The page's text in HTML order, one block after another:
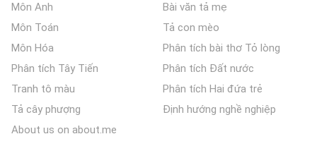
Môn Anh
Môn Toán
Môn Hóa
Phân tích Tây Tiến
Tranh tô màu
Tả cây phượng
About us on about.me
Bài văn tả mẹ
Tả con mèo
Phân tích bài thơ Tỏ lòng
Phân tích Đất nước
Phân tích Hai đứa trẻ
Định hướng nghề nghiệp